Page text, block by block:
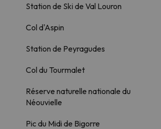
Station de Ski de Val Louron
Col d'Aspin
Station de Peyragudes
Col du Tourmalet
Réserve naturelle nationale du
Néouvielle
Pic du Midi de Bigorre